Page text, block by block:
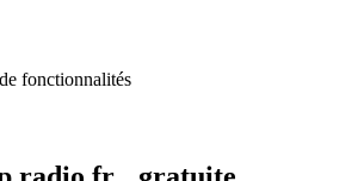
fonctionnalités